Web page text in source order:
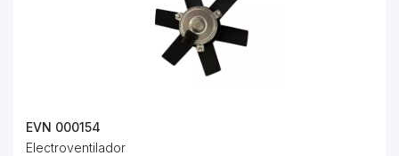
EVN 000154
Electroventilador